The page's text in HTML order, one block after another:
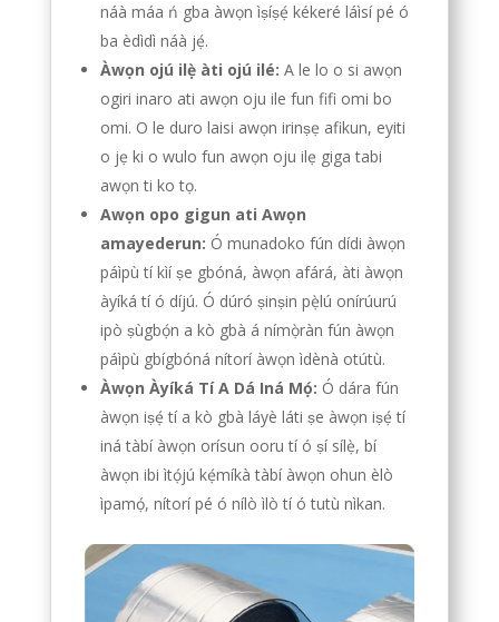
náà máa ń gba àwọn ìṣíṣẹ́ kékeré láìsí pé ó
ba èdìdì náà jẹ́.
Àwọn ojú ilẹ̀ àti ojú ilé: A le lo o si awọn
ogiri inaro ati awọn oju ile fun fifi omi bo
omi. O le duro laisi awọn irinṣẹ afikun, eyiti
o jẹ ki o wulo fun awọn oju ilẹ giga tabi
awọn ti ko tọ.
Awọn opo gigun ati Awọn
amayederun: Ó munadoko fún dídi àwọn
páìpù tí kìí ṣe gbóná, àwọn afárá, àti àwọn
àyíká tí ó díjú. Ó dúró ṣinṣin pẹ̀lú onírúurú
ipò ṣùgbọ́n a kò gbà á nímọ̀ràn fún àwọn
páìpù gbígbóná nítorí àwọn ìdènà otútù.
Àwọn Àyíká Tí A Dá Iná Mọ́: Ó dára fún
àwọn iṣẹ́ tí a kò gbà láyè láti ṣe àwọn iṣẹ́ tí
iná tàbí àwọn orísun ooru tí ó ṣí sílẹ̀, bí
àwọn ibi ìtọ́jú kẹ́míkà tàbí àwọn ohun èlò
ìpamọ́, nítorí pé ó nílò ìlò tí ó tutù nìkan.